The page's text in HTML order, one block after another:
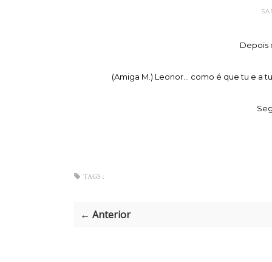
Depois
(Amiga M.) Leonor... como é que tu e a
TAGS :
← Anterior